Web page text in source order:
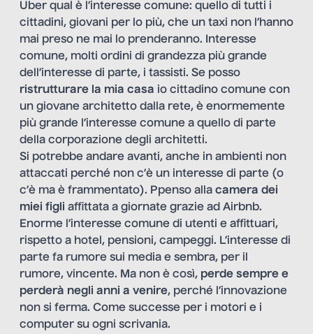
Uber qual è l’interesse comune: quello di tutti i
cittadini, giovani per lo più, che un taxi non l’hanno
mai preso ne mai lo prenderanno. Interesse
comune, molti ordini di grandezza più grande
dell’interesse di parte, i tassisti. Se posso
ristrutturare la mia casa io cittadino comune con
un giovane architetto dalla rete, è enormemente
più grande l’interesse comune a quello di parte
della corporazione degli architetti.
Si potrebbe andare avanti, anche in ambienti non
attaccati perché non c’è un interesse di parte (o
c’è ma è frammentato). Ppenso alla camera dei
miei figli affittata a giornate grazie ad Airbnb.
Enorme l’interesse comune di utenti e affittuari,
rispetto a hotel, pensioni, campeggi. L’interesse di
parte fa rumore sui media e sembra, per il
rumore, vincente. Ma non è così, perde sempre e
perderà negli anni a venire, perché l’innovazione
non si ferma. Come successe per i motori e i
computer su ogni scrivania.